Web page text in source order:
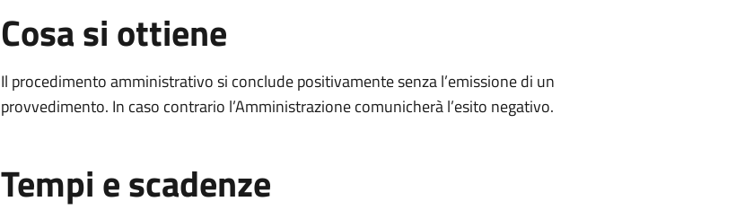
Cosa si ottiene
Il procedimento amministrativo si conclude positivamente senza l’emissione di un
provvedimento. In caso contrario l’Amministrazione comunicherà l’esito negativo.
Tempi e scadenze